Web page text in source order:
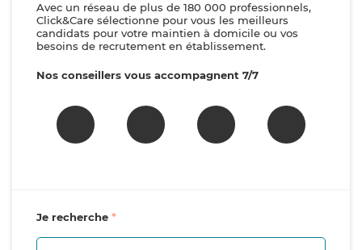
Avec un réseau de plus de 180 000 professionnels,
Click&Care sélectionne pour vous les meilleurs
candidats pour votre maintien à domicile ou vos
besoins de recrutement en établissement.
Nos conseillers vous accompagnent 7/7
Je recherche